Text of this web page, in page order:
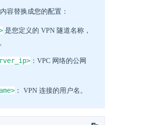
内容替换成您的配置：
是您定义的 VPN 隧道名称，
。
：VPC 网络的公网
： VPN 连接的用户名。